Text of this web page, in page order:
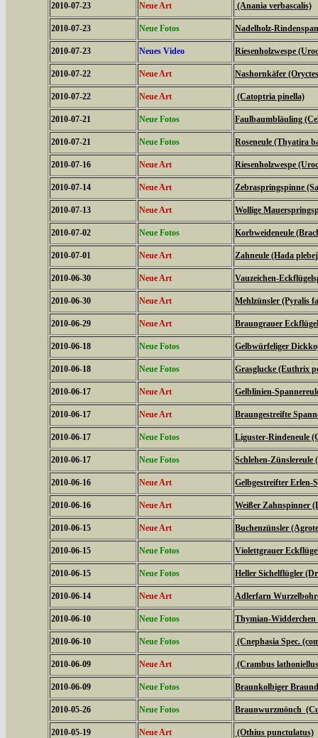
2010-07-23 Neue Art (Anania verbascalis)
2010-07-23 Neue Fotos Nadelholz-
2010-07-23 Neues Video Riesenholzwespe
2010-07-22 Neue Art Nashornkäfer
2010-07-22 Neue Art (Catoptria pinella)
2010-07-21 Neue Fotos Faulbaumbläuling
2010-07-21 Neue Fotos Roseneule (Thyatira
2010-07-16 Neue Art Riesenholzwespe
2010-07-14 Neue Art Zebraspringspinne
2010-07-13 Neue Art Wollige
2010-07-02 Neue Fotos Korbweideneule
2010-07-01 Neue Art Zahneule (Hada
2010-06-30 Neue Art Vauzeichen-
2010-06-30 Neue Art Mehlzünsler (Pyralis
2010-06-29 Neue Art Braungrauer
2010-06-18 Neue Fotos Gelbwürfeliger
2010-06-18 Neue Fotos Grasglucke (Euthrix
2010-06-17 Neue Art Gelblinien-
2010-06-17 Neue Art Braungestreifte
2010-06-17 Neue Fotos Liguster-Rindeneule
2010-06-17 Neue Fotos Schlehen-Zünslereule
2010-06-16 Neue Art Gelbgestreifter Erlen-
2010-06-16 Neue Art Weißer Zahnspinner
2010-06-15 Neue Art Buchenzünsler
2010-06-15 Neue Fotos Violettgrauer
2010-06-15 Neue Fotos Heller Sichelflügler
2010-06-14 Neue Art Adlerfarn
2010-06-10 Neue Fotos Thymian-
2010-06-10 Neue Fotos (Cnephasia Spec.
2010-06-09 Neue Art (Crambus
2010-06-09 Neue Fotos Braunkolbiger
2010-05-26 Neue Fotos Braunwurzmönch
2010-05-19 Neue Art (Othius punctulatus)